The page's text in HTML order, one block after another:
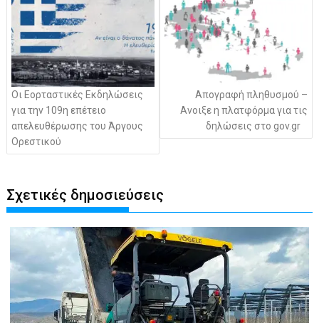
Οι Εορταστικές Εκδηλώσεις
για την 109η επέτειο
απελευθέρωσης του Άργους
Ορεστικού
Απογραφή πληθυσμού –
Ανοιξε η πλατφόρμα για τις
δηλώσεις στο gov.gr
Σχετικές δημοσιεύσεις